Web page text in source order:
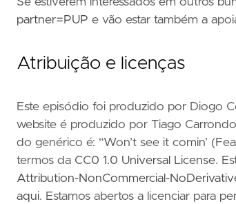
partner=PUP e vão estar também a
Atribuição e licenças
Este episódio foi produzido por Diogo
website é produzido por Tiago
do genérico é: “Won’t see it comin’
termos da CC0 1.0 Universal License.
Attribution-NonCommercial-
aqui. Estamos abertos a licenciar para